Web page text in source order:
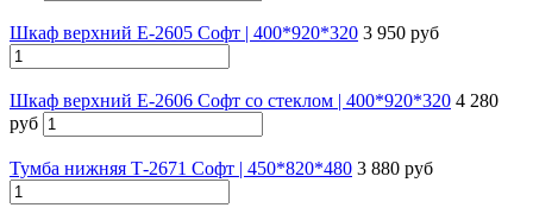
Шкаф верхний Е-2605 Софт | 400*920*320 3 950 руб
Шкаф верхний Е-2606 Софт со стеклом | 400*920*320 4 280
руб
Тумба нижняя Т-2671 Софт | 450*820*480 3 880 руб